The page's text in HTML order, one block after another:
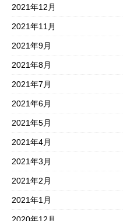
2021年12月
2021年11月
2021年9月
2021年8月
2021年7月
2021年6月
2021年5月
2021年4月
2021年3月
2021年2月
2021年1月
2020年12月